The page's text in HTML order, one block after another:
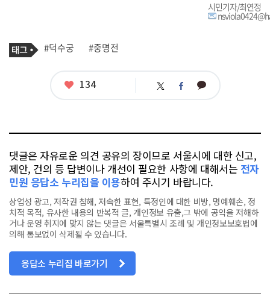
시민기자/최연정
기
사
태
그
#덕수궁 #중명전
좋
134 트 페 카
댓글은 자유로운 의견 공유의 장이므로 서울시에 대한 신고,
제안, 건의 등 답변이나 개선이 필요한 사항에 대해서는 전자
민원 응답소 누리집을 이용하여 주시기 바랍니다.
상업성 광고, 저작권 침해, 저속한 표현, 특정인에 대한 비방, 명예훼손, 정
치적 목적, 유사한 내용의 반복적 글, 개인정보 유출,그 밖에 공익을 저해하
거나 운영 취지에 맞지 않는 댓글은 서울특별시 조례 및 개인정보보호법에
의해 통보없이 삭제될 수 있습니다.
응답소 누리집 바로가기